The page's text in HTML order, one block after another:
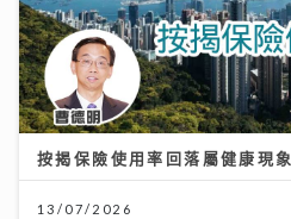
按揭保險使用率回落屬健康現象
13/07/2026
2026年上半年樓按市場回顧
20/07/2026